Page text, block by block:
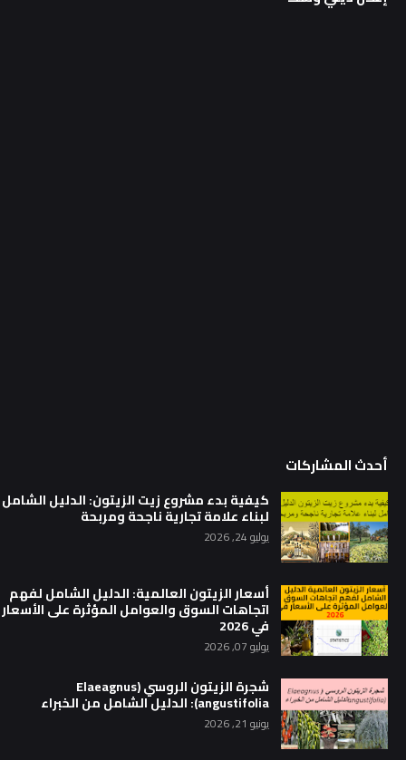
أحدث المشاركات
كيفية بدء مشروع زيت الزيتون: الدليل الشامل
لبناء علامة تجارية ناجحة ومربحة
يوليو 24, 2026
أسعار الزيتون العالمية: الدليل الشامل لفهم
اتجاهات السوق والعوامل المؤثرة على الأسعار
في 2026
يوليو 07, 2026
شجرة الزيتون الروسي (Elaeagnus
angustifolia): الدليل الشامل من الخبراء
يونيو 21, 2026